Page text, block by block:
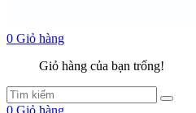
0 Giỏ hàng
Giỏ hàng của bạn trống!
0 Giỏ hàng